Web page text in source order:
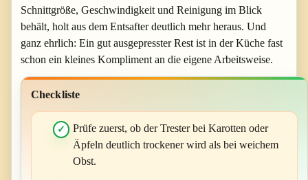
Schnittgröße, Geschwindigkeit und Reinigung im Blick
behält, holt aus dem Entsafter deutlich mehr heraus. Und
ganz ehrlich: Ein gut ausgepresster Rest ist in der Küche fast
schon ein kleines Kompliment an die eigene Arbeitsweise.
Checkliste
Prüfe zuerst, ob der Trester bei Karotten oder
Äpfeln deutlich trockener wird als bei weichem
Obst.